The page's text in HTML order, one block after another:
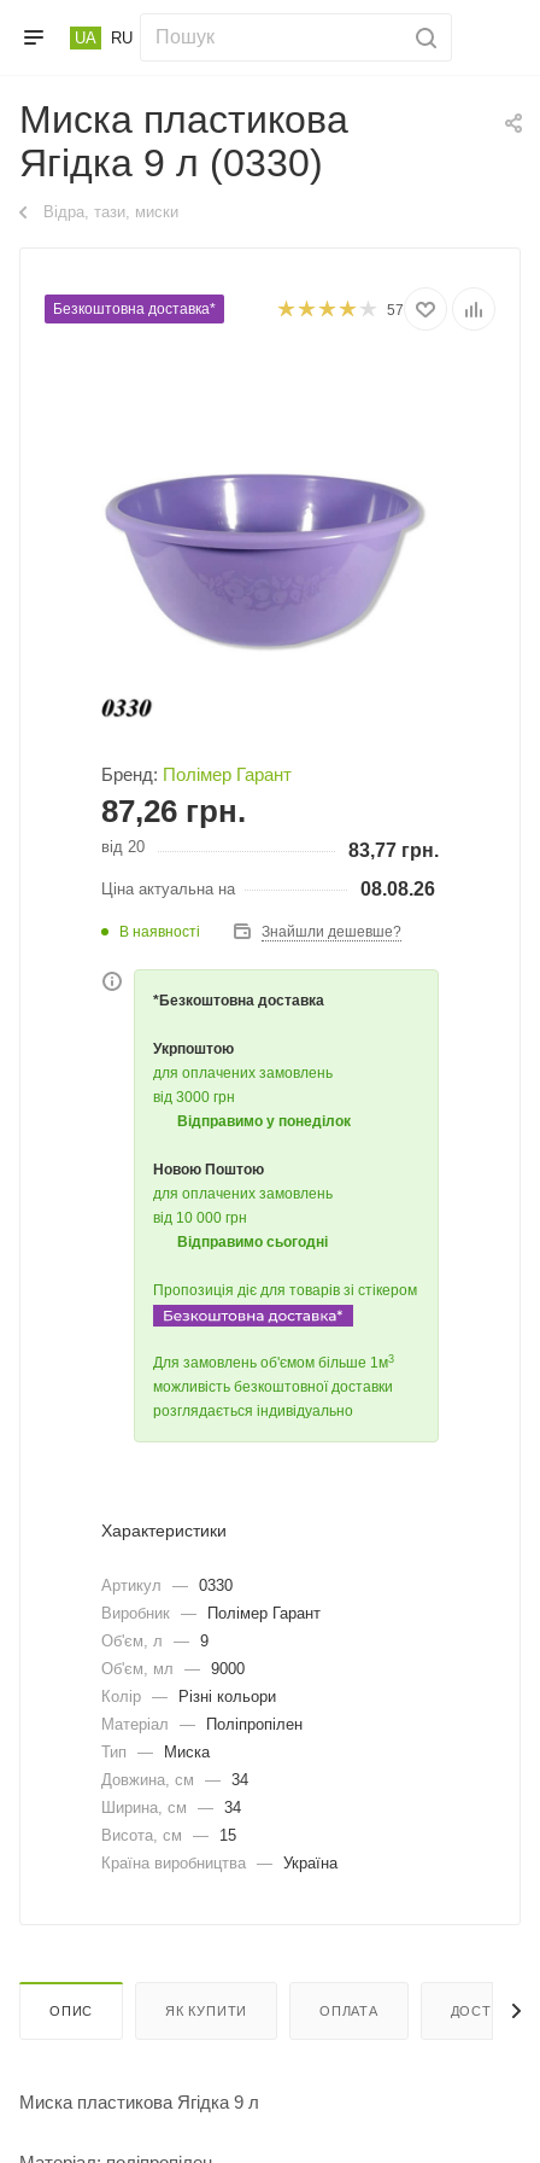
UA RU
Миска пластикова
Ягідка 9 л (0330)
Відра, тази, миски
Безкоштовна доставка* 57
Бренд: Полімер Гарант
87,26 грн.
від 20 83,77 грн.
Ціна актуальна на 08.08.26
В наявності Знайшли дешевше?
*Безкоштовна доставка
Укрпоштою
для оплачених замовлень
від 3000 грн
Відправимо у понеділок
Новою Поштою
для оплачених замовлень
від 10 000 грн
Відправимо сьогодні
Пропозиція діє для товарів зі стікером
Для замовлень об'ємом більше 1м3
можливість безкоштовної доставки
розглядається індивідуально
Характеристики
Артикул — 0330
Виробник —
Полімер Гарант
Об'єм, л
— 9
Об'єм, мл
— 9000
Колір —
Різні кольори
Матеріал
—
Поліпропілен
Тип
—
Миска
Довжина, cм
— 34
Ширина, cм
— 34
Висота, см
—
15
Країна виробництва — Україна
ОПИС ЯК КУПИТИ ОПЛАТА ДОСТАВКА
Миска пластикова Ягідка 9 л